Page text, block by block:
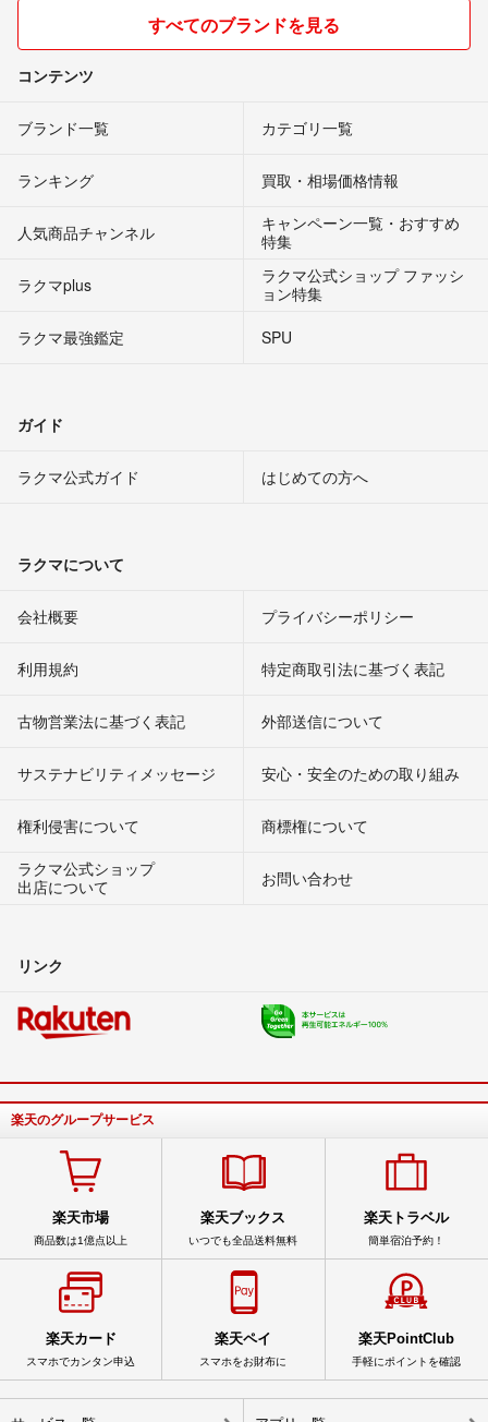
すべてのブランドを見る
コンテンツ
ブランド一覧 カテゴリ一覧
ランキング 買取・相場価格情報
人気商品チャンネル
キャンペーン一覧・おすすめ
特集
ラクマplus
ラクマ公式ショップ ファッシ
ョン特集
ラクマ最強鑑定
SPU
ガイド
ラクマ公式ガイド はじめての方へ
ラクマについて
会社概要 プライバシーポリシー
利用規約 特定商取引法に基づく表記
古物営業法に基づく表記 外部送信について
サステナビリティメッセージ 安心・安全のための取り組み
権利侵害について
商標権について
ラクマ公式ショップ
出店について
お問い合わせ
リンク
楽天のグループサービス
楽天市場
商品数は1億点以上
楽天ブックス
いつでも全品送料無料
楽天トラベル
簡単宿泊予約！
楽天カード
スマホでカンタン申込
楽天ペイ
スマホをお財布に
楽天PointClub
手軽にポイントを確認